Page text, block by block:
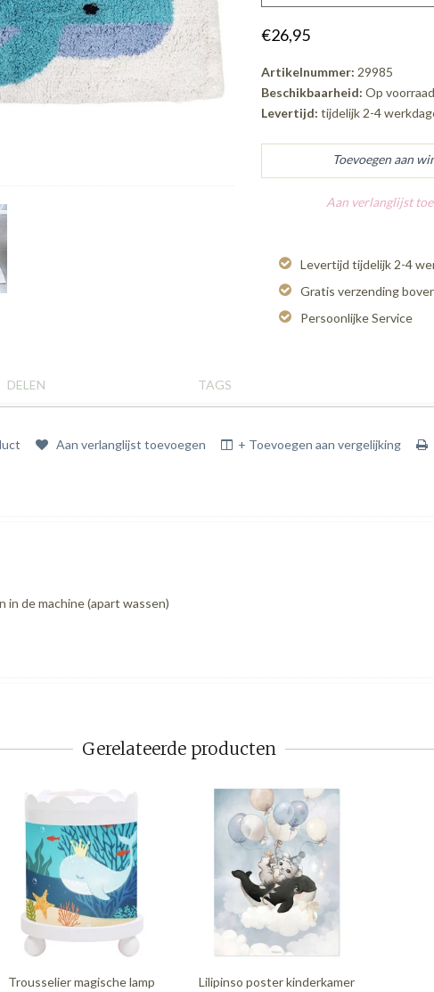
€26,95
Artikelnummer: 29985
Beschikbaarheid: Op voorraad
Levertijd: tijdelijk 2-4
Aan verlanglijst
Levertijd tijdelijk 2-4
Gratis verzending
Persoonlijke Service
DELEN TAGS
Aan verlanglijst toevoegen + Toevoegen aan vergelijking
in de machine (apart wassen)
Gerelateerde producten
Trousselier magische lamp
Lilipinso poster kinderkamer